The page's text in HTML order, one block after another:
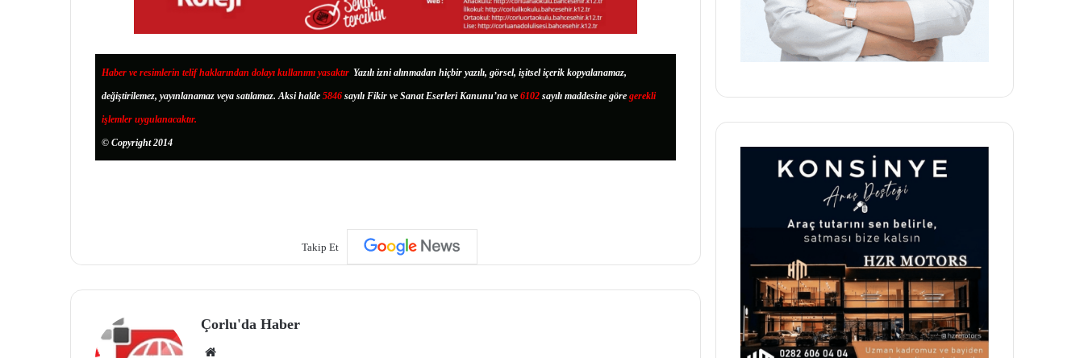
Haber ve resimlerin telif haklarından dolayı kullanımı yasaktır. Yazılı izni alınmadan hiçbir yazılı, görsel, işitsel içerik kopyalanamaz,
değiştirilemez, yayınlanamaz veya satılamaz. Aksi halde 5846 sayılı Fikir ve Sanat Eserleri Kanunu’na ve 6102 sayılı maddesine göre gerekli
işlemler uygulanacaktır.
© Copyright 2014
Takip Et
Çorlu'da Haber